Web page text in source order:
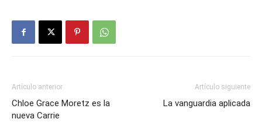
Artículo anterior
Chloe Grace Moretz es la
nueva Carrie
Artículo siguiente
La vanguardia aplicada